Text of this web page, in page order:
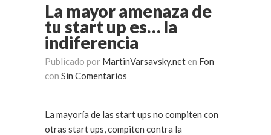
La mayor amenaza de
tu start up es… la
indiferencia
Publicado por MartinVarsavsky.net en Fon
con Sin Comentarios
La mayoría de las start ups no compiten con
otras start ups, compiten contra la